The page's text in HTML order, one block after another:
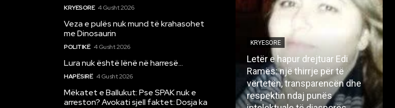
KRYESORE 4 Gusht 2026
Veza e pulës nuk mund të krahasohet
me Dinosaurin
POLITIKË 4 Gusht 2026
Lura nuk është lënë në harresë…
HAPËSIRË 4 Gusht 2026
Mëkatet e Ballukut: Pse SPAK nuk e
arreston? Avokati sjell faktet: Dosja ka
KRYESORE
Letër e hapur drejtuar Edi
Ramës: një thirrje për të
vërtetën, transparencën dhe
respektin ndaj punës